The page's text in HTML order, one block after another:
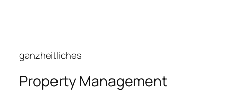
ganzheitliches
Property Management